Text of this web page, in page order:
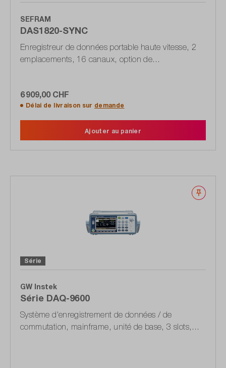
SEFRAM
DAS1820-SYNC
Enregistreur de données portable haute vitesse, 2
emplacements, 16 canaux, option de
6 909,00 CHF
Délai de livraison sur demande
Ajouter au panier
Noter
Série
GW Instek
Série DAQ-9600
Système d'enregistrement de données / de
commutation, mainframe, unité de base, 3 slots,